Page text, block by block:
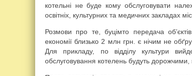
котельні не буде кому обслуговувати
освітніх, культурних та медичних закладах
Розмови про те, буцімто передача
економії близько 2 млн грн. є нічим не
Для прикладу, по відділу культури
обслуговування котелень будуть дорожчими,